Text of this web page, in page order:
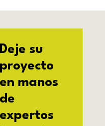
Deje su
proyecto
en manos
de
expertos